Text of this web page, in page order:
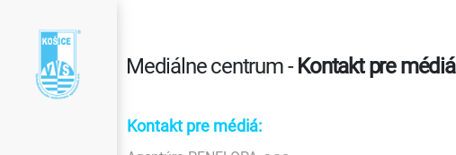
Mediálne centrum - Kontakt pre médiá
Kontakt pre médiá: